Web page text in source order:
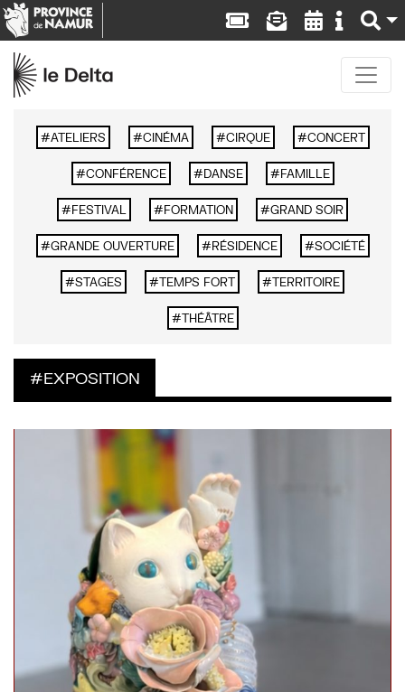
ATELIERS CINÉMA CIRQUE CONCERT
CONFÉRENCE DANSE FAMILLE
FESTIVAL FORMATION GRAND SOIR
GRANDE OUVERTURE RÉSIDENCE SOCIÉTÉ
STAGES TEMPS FORT TERRITOIRE
THÉÂTRE
EXPOSITION